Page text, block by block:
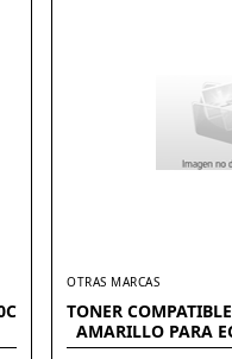
OTRAS MARCAS
TONER
AMARILLO PARA